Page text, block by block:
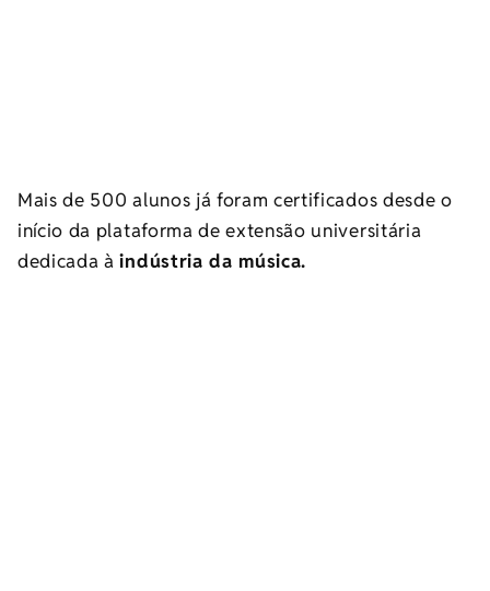
Mais de 500 alunos já foram certificados desde o
início da plataforma de extensão universitária
dedicada àindústria da música.